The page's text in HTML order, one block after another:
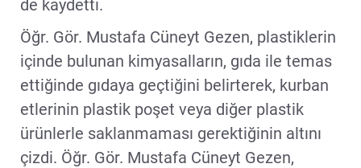
de kaydetti.
Öğr. Gör. Mustafa Cüneyt Gezen, plastiklerin
içinde bulunan kimyasalların, gıda ile temas
ettiğinde gıdaya geçtiğini belirterek, kurban
etlerinin plastik poşet veya diğer plastik
ürünlerle saklanmaması gerektiğinin altını
çizdi. Öğr. Gör. Mustafa Cüneyt Gezen,